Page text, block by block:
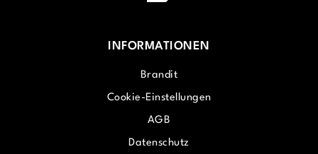
INFORMATIONEN
Brandit
Cookie-Einstellungen
AGB
Datenschutz